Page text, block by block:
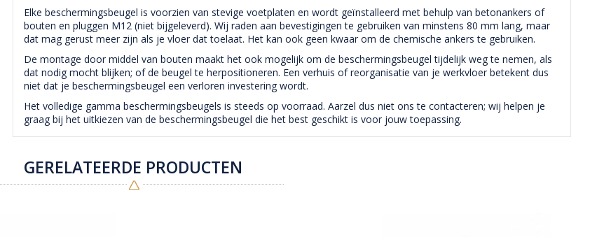
Elke beschermingsbeugel is voorzien van stevige voetplaten en wordt geïnstalleerd met behulp van betonankers of
bouten en pluggen M12 (niet bijgeleverd). Wij raden aan bevestigingen te gebruiken van minstens 80 mm lang, maar
dat mag gerust meer zijn als je vloer dat toelaat. Het kan ook geen kwaar om de chemische ankers te gebruiken.
De montage door middel van bouten maakt het ook mogelijk om de beschermingsbeugel tijdelijk weg te nemen, als
dat nodig mocht blijken; of de beugel te herpositioneren. Een verhuis of reorganisatie van je werkvloer betekent dus
niet dat je beschermingsbeugel een verloren investering wordt.
Het volledige gamma beschermingsbeugels is steeds op voorraad. Aarzel dus niet ons te contacteren; wij helpen je
graag bij het uitkiezen van de beschermingsbeugel die het best geschikt is voor jouw toepassing.
GERELATEERDE PRODUCTEN